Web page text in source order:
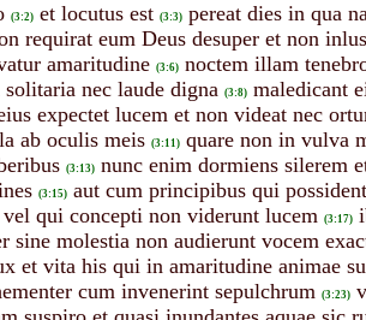
(3:2) et locutus est (3:3) pereat dies in qua
requirat eum Deus desuper et non
amaritudine (3:6) noctem illam
nec laude digna (3:8) maledicant
expectet lucem et non videat nec
ab oculis meis (3:11) quare non in vulva
(3:13) nunc enim dormiens silerem
(3:15) aut cum principibus qui
qui concepti non viderunt lucem (3:17)
sine molestia non audierunt vocem
et vita his qui in amaritudine animae
cum invenerint sepulchrum (3:23)